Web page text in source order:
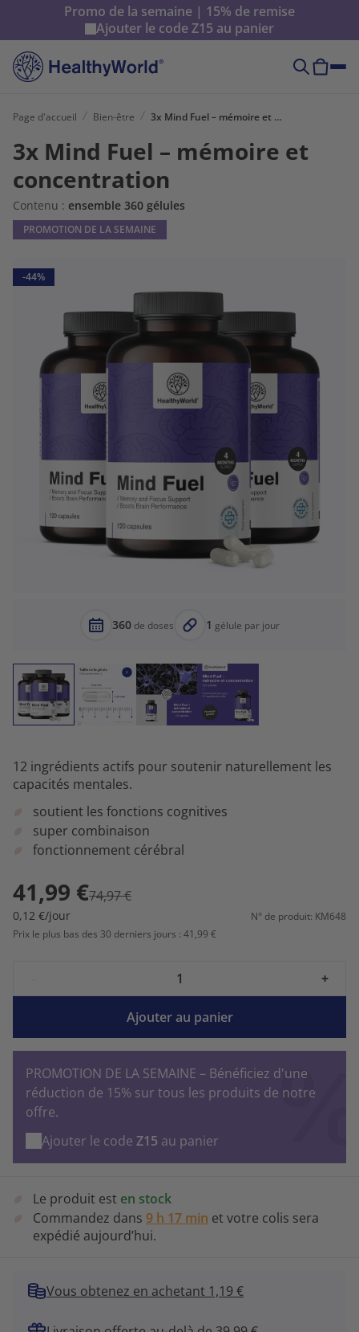
Promo de la semaine | 15% de remise
Ajouter le codeZ15 au panier
Page d'accueil Bien-être 3x Mind Fuel – mémoire et concentration
3x Mind Fuel – mémoire et
concentration
Contenu : ensemble 360 gélules
PROMOTION DE LA SEMAINE
-44%
360de doses 1 gélule par jour
12 ingrédients actifs pour soutenir naturellement les
capacités mentales.
soutient les fonctions cognitives
super combinaison
fonctionnement cérébral
41,99 €74,97 €
0,12 €/jour
N° de produit: KM648
Prix le plus bas des 30 derniers jours : 41,99 €
+
Ajouter au panier
PROMOTION DE LA SEMAINE – Bénéficiez d'une
réduction de 15% sur tous les produits de notre
offre.
Ajouter le code Z15 au panier
Le produit est en stock
Commandez dans 9 h 17 min et votre colis sera
expédié aujourd’hui.
Vous obtenez en achetant 1,19 €